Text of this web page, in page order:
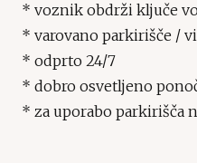
* voznik obdrži ključe
* varovano parkirišče /
* odprto 24/7
* dobro osvetljeno
* za uporabo parkirišča